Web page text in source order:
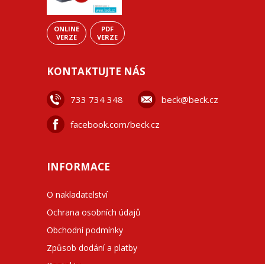
ONLINE
VERZE
PDF
VERZE
KONTAKTUJTE NÁS
733 734 348 beck@beck.cz
facebook.com/beck.cz
INFORMACE
O nakladatelství
Ochrana osobních údajů
Obchodní podmínky
Způsob dodání a platby